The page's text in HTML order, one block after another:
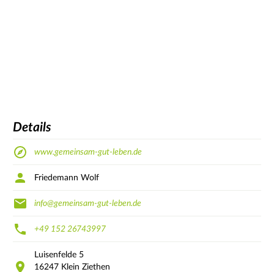
Details
www.gemeinsam-gut-leben.de
Friedemann Wolf
info@gemeinsam-gut-leben.de
+49 152 26743997
Luisenfelde 5
16247 Klein Ziethen